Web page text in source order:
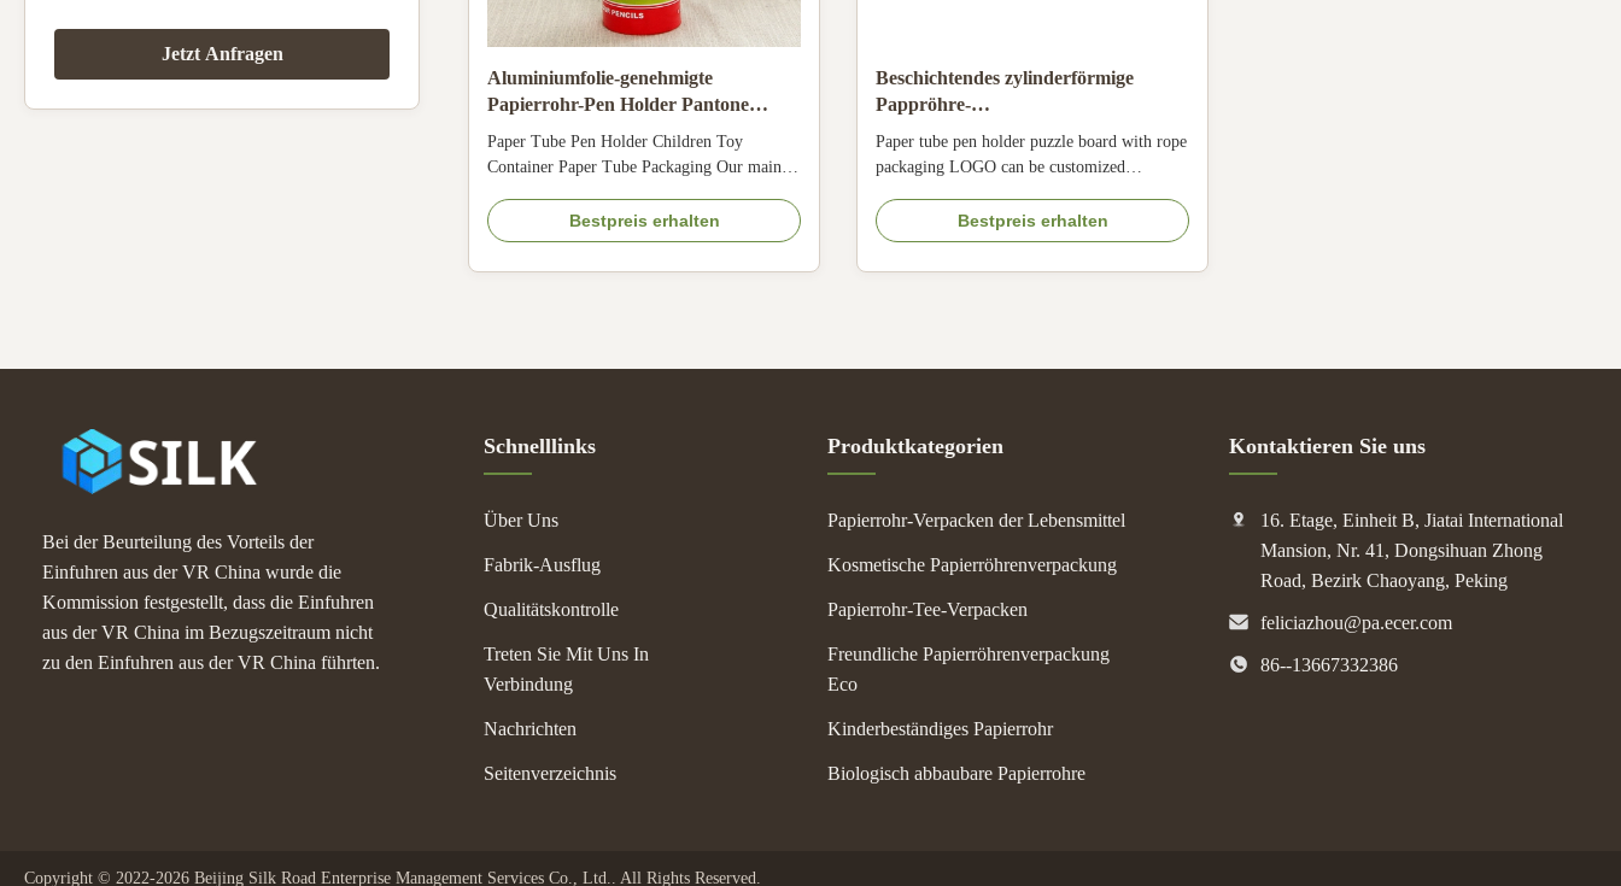
Jetzt Anfragen
Aluminiumfolie-genehmigte
Papierrohr-Pen Holder Pantone
Printed SGS
Paper Tube Pen Holder Children Toy
Container Paper Tube Packaging Our mainly
tube for tea , milk powder , dry food , coffee
, costmetic , gift , toy , clothes ect. 2. Tissue
package tube. 3. Shaking paper core tube for
Bestpreis erhalten
Beschichtendes zylinderförmige
Pappröhre-
mehrfunktionalesuvrecyclebares
Paper tube pen holder puzzle board with rope
packaging LOGO can be customized
Paper Printing: CMYK 4 Colors Printing
Shape: Customized Shape ​Logo: Acceptable
Customer's Logo MOQ: 1000pcs Tube
Bestpreis erhalten
Bei der Beurteilung des Vorteils der
Einfuhren aus der VR China wurde die
Kommission festgestellt, dass die Einfuhren
aus der VR China im Bezugszeitraum nicht
zu den Einfuhren aus der VR China führten.
Schnelllinks
Über Uns
Fabrik-Ausflug
Qualitätskontrolle
Treten Sie Mit Uns In
Verbindung
Nachrichten
Seitenverzeichnis
Produktkategorien
Papierrohr-Verpacken der Lebensmittel
Kosmetische Papierröhrenverpackung
Papierrohr-Tee-Verpacken
Freundliche Papierröhrenverpackung
Eco
Kinderbeständiges Papierrohr
Biologisch abbaubare Papierrohre
Kontaktieren Sie uns
16. Etage, Einheit B, Jiatai International
Mansion, Nr. 41, Dongsihuan Zhong
Road, Bezirk Chaoyang, Peking
feliciazhou@pa.ecer.com
86--13667332386
Copyright © 2022-2026 Beijing Silk Road Enterprise Management Services Co., Ltd.. All Rights Reserved.